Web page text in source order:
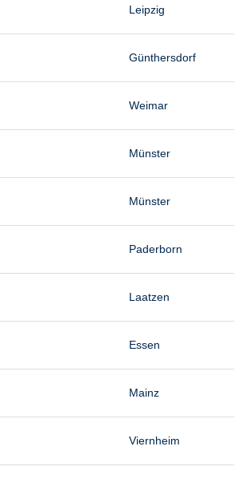
Leipzig
Günthersdorf
Weimar
Münster
Münster
Paderborn
Laatzen
Essen
Mainz
Viernheim